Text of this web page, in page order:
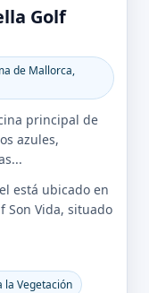
Golf
de Mallorca,
principal de
azules,
está ubicado en
Son Vida, situado
la Vegetación